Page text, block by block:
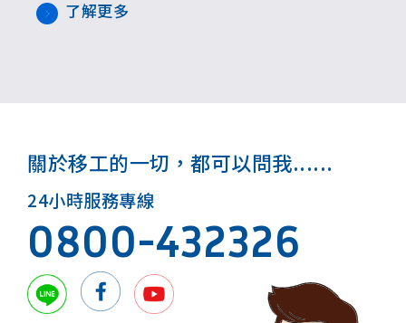
處新台幣15萬元罰鍰，環保署將同步針對陳情率高的地
區強化巡查機制，提升查處效率。
了解更多
關於移工的一切，都可以問我......
24小時服務專線
0800-432326